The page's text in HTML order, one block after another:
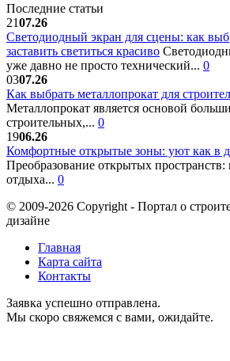
Последние статьи
2107.26
Светодиодный экран для сцены: как
заставить светиться красиво
уже давно не просто технический... 0
0307.26
Как выбрать металлопрокат для
Металлопрокат является основой
строительных,... 0
1906.26
Комфортные открытые зоны: уют как в
Преобразование открытых
отдыха... 0
© 2009-2026 Copyright - Портал о
дизайне
Главная
Карта сайта
Контакты
Заявка успешно отправлена.
Мы скоро свяжемся с вами, ожидайте.